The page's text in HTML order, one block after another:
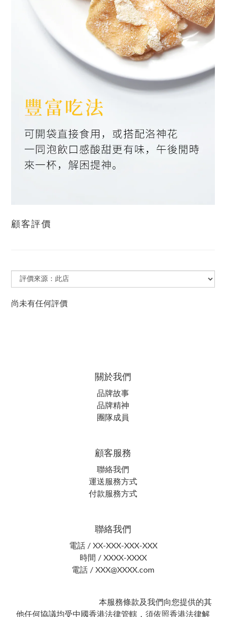
顧客評價
尚未有任何評價
關於我們
品牌故事
品牌精神
團隊成員
顧客服務
聯絡我們
運送服務方式
付款服務方式
聯絡我們
電話 / XX-XXX-XXX-XXX
時間 / XXXX-XXXX
電話 / XXX@XXXX.com
本服務條款及我們向您提供的其
他任何協議均受中國香港法律管轄，須依照香港法律解